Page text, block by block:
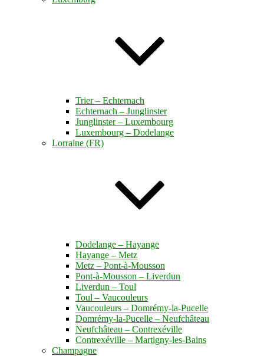
Trier – Echternach
Echternach – Junglinster
Junglinster – Luxembourg
Luxembourg – Dodelange
Lorraine (FR)
Dodelange – Hayange
Hayange – Metz
Metz – Pont-à-Mousson
Pont-à-Mousson – Liverdun
Liverdun – Toul
Toul – Vaucouleurs
Vaucouleurs – Domrémy-la-Pucelle
Domrémy-la-Pucelle – Neufchâteau
Neufchâteau – Contrexéville
Contrexéville – Martigny-les-Bains
Champagne